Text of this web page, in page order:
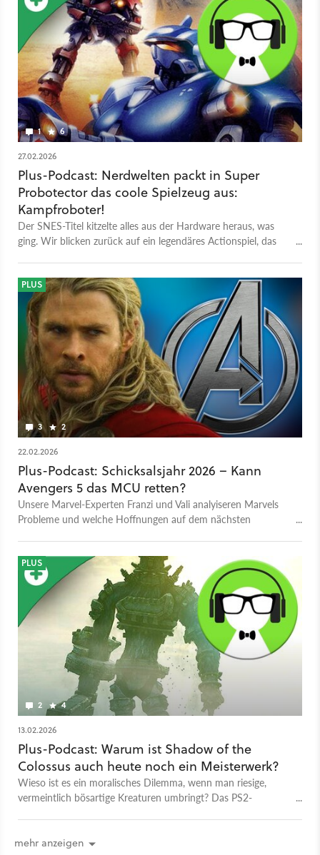
1 6
27.02.2026
Plus-Podcast: Nerdwelten packt in Super
Probotector das coole Spielzeug aus:
Kampfroboter!
Der SNES-Titel kitzelte alles aus der Hardware heraus, was
ging. Wir blicken zurück auf ein legendäres Actionspiel, das
3 2
PLUS
22.02.2026
Plus-Podcast: Schicksalsjahr 2026 – Kann
Avengers 5 das MCU retten?
Unsere Marvel-Experten Franzi und Vali analyiseren Marvels
Probleme und welche Hoffnungen auf dem nächsten
2 4
PLUS
13.02.2026
Plus-Podcast: Warum ist Shadow of the
Colossus auch heute noch ein Meisterwerk?
Wieso ist es ein moralisches Dilemma, wenn man riesige,
vermeintlich bösartige Kreaturen umbringt? Das PS2-
mehr anzeigen